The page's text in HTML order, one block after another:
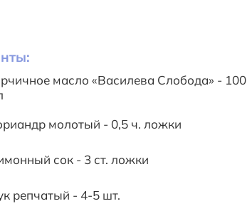
масло «Василева Слобода» - 100
молотый - 0,5 ч. ложки
сок - 3 ст. ложки
репчатый - 4-5 шт.